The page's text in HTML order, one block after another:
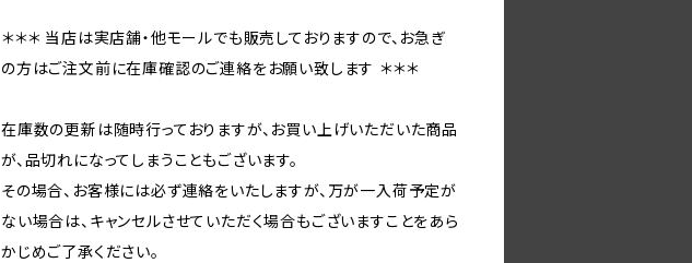
＊＊＊ 当店は実店舗・他モールでも販売しておりますので、お急ぎ
の方はご注文前に在庫確認のご連絡をお願い致します ＊＊＊
在庫数の更新は随時行っておりますが、お買い上げいただいた商品
が、品切れになってしまうこともございます。
その場合、お客様には必ず連絡をいたしますが、万が一入荷予定が
ない場合は、キャンセルさせていただく場合もございますことをあら
かじめご了承ください。